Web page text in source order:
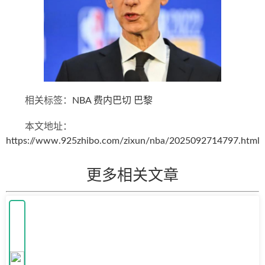
相关标签： NBA 费内巴切 巴黎
本文地址：
https://www.925zhibo.com/zixun/nba/2025092714797.html
更多相关文章